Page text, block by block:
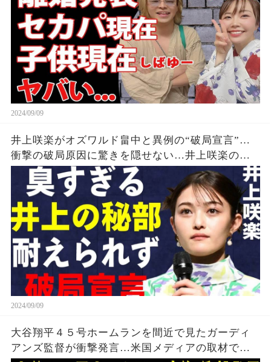
2024/09/09
井上咲楽がオズワルド畠中と異例の“破局宣言”…
衝撃の破局原因に驚きを隠せない…井上咲楽の介
護生活の真相
2024/09/09
大谷翔平４５号ホームランを間近で見たガーディ
アンズ監督が衝撃発言…米国メディアの取材で明